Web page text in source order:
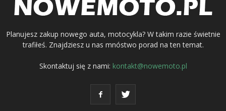
Planujesz zakup nowego auta, motocykla? W takim razie świetnie
trafiłeś. Znajdziesz u nas mnóstwo porad na ten temat.
Skontaktuj się z nami: kontakt@nowemoto.pl